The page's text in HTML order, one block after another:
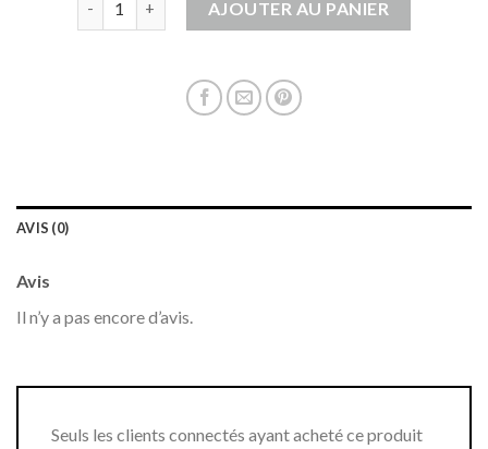
AJOUTER AU PANIER
AVIS (0)
Avis
Il n’y a pas encore d’avis.
Seuls les clients connectés ayant acheté ce produit